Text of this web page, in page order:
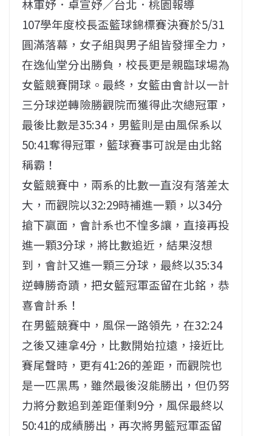
林軍妤．卓宣妤／台北．桃園報導
107學年度校長盃籃球錦標賽決賽於5/31
圓滿落幕，女子組與男子組皆發揮全力，
在逸仙堂分出勝負，校長更是親臨球場為
女籃競賽開球。最終，女籃由會計以一計
三分球逆轉險勝觀院而獲得此次總冠軍，
最後比數是35:34，男籃則是由風保系以
50:41奪得冠軍，籃球賽事可說是由北銘
稱霸！
女籃競賽中，兩系的比數一直沒有落差太
大，而觀院以32:29時補進一顆，以34分
搶下贏面，會計系也不惶多讓，直接再投
進一顆3分球，將比數追近，結果沒想
到，會計又進一顆三分球，最終以35:34
逆轉勝奇蹟，把女籃冠軍盃留在北銘，恭
喜會計系！
在男籃競賽中，風保一路領先，在32:24
之後又連拿4分，比數開始拉遠，接近比
賽尾聲時，更有41:26的差距，而觀院也
是一匹黑馬，雖然最後沒能勝出，但仍努
力將分數追到差距僅剩9分，風保最終以
50:41的成績勝出，再次將男籃冠軍盃留